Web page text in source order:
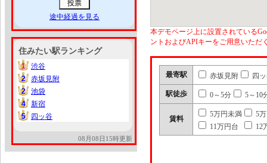
途中経過を見る
住みたい駅ランキング
1
1
渋谷
2
2
赤坂見附
2
2
池袋
4
4
新宿
5
5 四ッ谷
08月08日15時更新
本デモページ上に設置されている
ントおよびAPIキーをご用意いただ
最寄駅 赤坂見附 四
駅徒歩 0～5分 5～10
賃料
5万円未満
5
11万円台
12